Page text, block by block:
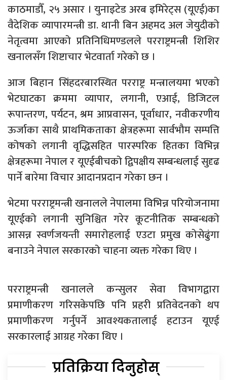
काठमाडौँ, २५ असार । युनाइटेड अरब इमिरेट्स (यूएई)का
वैदेशिक व्यापारमन्त्री डा. थानी बिन अहमद अल जेयुदीको
नेतृत्वमा आएको प्रतिनिधिमण्डलले परराष्ट्रमन्त्री शिशिर
खनालसँग शिष्टाचार भेटवार्ता गरेको छ ।
आज बिहान सिंहदरबारस्थित परराष्ट्र मन्त्रालयमा भएको
भेटघाटका क्रममा व्यापार, लगानी, एआई, डिजिटल
रूपान्तरण, पर्यटन, श्रम आप्रवासन, पूर्वाधार, नवीकरणीय
ऊर्जाका साथै प्राथमिकताका क्षेत्रहरूमा सार्वभौम सम्पत्ति
कोषको लगानी वृद्धिसहित पारस्परिक हितका विभिन्न
क्षेत्रहरूमा नेपाल र यूएईबीचको द्विपक्षीय सम्बन्धलाई सुदृढ
पार्ने बारेमा विचार आदानप्रदान गरेका छन ।
भेटमा परराष्ट्रमन्त्री खनालले नेपालमा विभिन्न परियोजनामा
यूएईको लगानी सुनिश्चित गरेर कूटनीतिक सम्बन्धको
आसन्न स्वर्णजयन्ती समारोहलाई एउटा प्रमुख कोसेढुंगा
बनाउने नेपाल सरकारको चाहना व्यक्त गरेका थिए ।
परराष्ट्रमन्त्री खनालले कन्सुलर सेवा विभागद्वारा
प्रमाणीकरण गरिसकेपछि पनि प्रहरी प्रतिवेदनको थप
प्रमाणीकरण गर्नुपर्ने आवश्यकतालाई हटाउन यूएई
सरकारलाई आग्रह गरेका थिए ।
प्रतिक्रिया दिनुहोस्